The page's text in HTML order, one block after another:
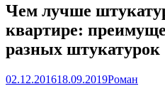
Чем лучше
квартире:
разных штукатурок
02.12.201618.09.2019Роман